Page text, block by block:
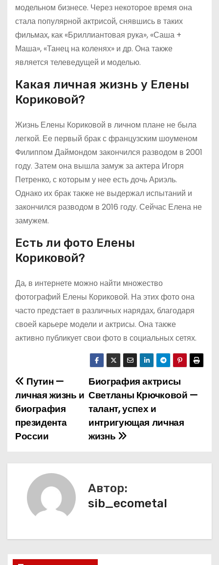
модельном бизнесе. Через некоторое время она
стала популярной актрисой, снявшись в таких
фильмах, как «Бриллиантовая рука», «Саша +
Маша», «Танец на коленях» и др. Она также
является телеведущей и моделью.
Какая личная жизнь у Елены
Кориковой?
Жизнь Елены Кориковой в личном плане не была
легкой. Ее первый брак с французским шоуменом
Филиппом Даймондом закончился разводом в 2001
году. Затем она вышла замуж за актера Игоря
Петренко, с которым у нее есть дочь Ариэль.
Однако их брак также не выдержал испытаний и
закончился разводом в 2016 году. Сейчас Елена не
замужем.
Есть ли фото Елены
Кориковой?
Да, в интернете можно найти множество
фотографий Елены Кориковой. На этих фото она
часто предстает в различных нарядах, благодаря
своей карьере модели и актрисы. Она также
активно публикует свои фото в социальных сетях.
Н
а
в
г
Биография актрисы
Светланы Крючковой —
талант, успех и
интригующая личная
жизнь
Путин —
личная жизнь и
биография
президента
России
Автор:
sib_ecometal